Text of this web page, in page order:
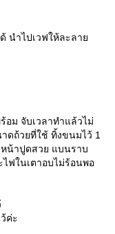
นำไปเวฟให้ละลาย
อม จับเวลาทำแล้วไม่
ดถ้วยที่ใช้ ทิ้งขนมไว้ 1
น้าปูดสวย แบนราบ
ไฟในเตาอบไม่ร้อนพอ
ค่ะ